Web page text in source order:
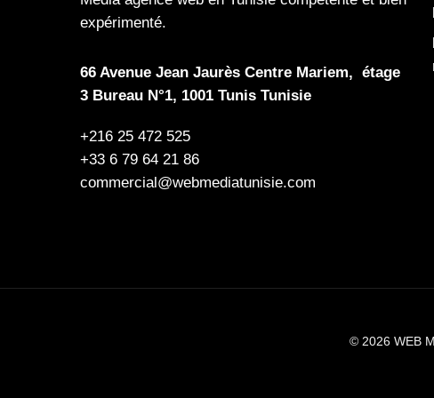
expérimenté.
66 Avenue Jean Jaurès Centre Mariem, étage
3 Bureau N°1, 1001 Tunis Tunisie
+216 25 472 525
+33 6 79 64 21 86
commercial@webmediatunisie.com
© 2026 WEB